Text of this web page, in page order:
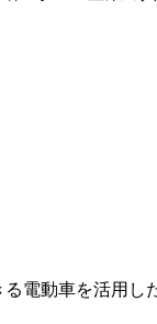
電動車を活用し